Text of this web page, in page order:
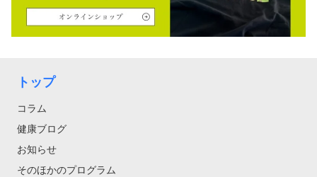
トップ
コラム
健康ブログ
お知らせ
そのほかのプログラム